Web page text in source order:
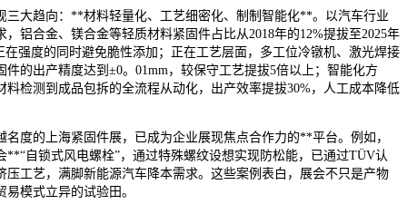
趋向：**材料轻量化、工艺细密化、制制智能化**。以汽车行业
铝合金、镁合金等轻质材料紧固件占比从2018年的12%提拔至2025年
在强度的同时避免脆性添加；正在工艺层面，多工位冷镦机、激光焊接
件的出产精度达到±0。01mm，较保守工艺提拔5倍以上；智能化方
料检测到成品包拆的全流程从动化，出产效率提拔30%，人工成本降低
的上海紧固件展，已成为企业展现焦点合作力的**平台。例如，
**“自锁式风电螺栓”，通过特殊螺纹设想实现防松能，已通过TÜV认
压工艺，满脚新能源汽车降本需求。这些案例表白，展会不只是产物
模式立异的试验田。